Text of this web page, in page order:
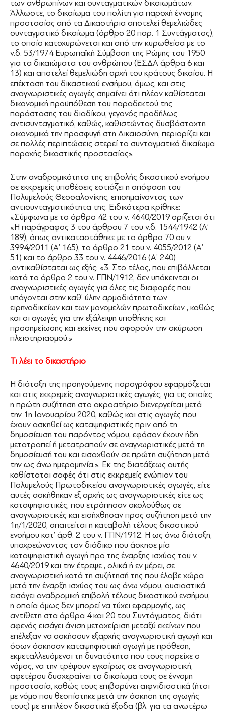
των ανθρωπίνων και συνταγματικών δικαιωμάτων.
Άλλωστε, το δικαίωμα του πολίτη για παροχή έννομης
προστασίας από τα Δικαστήρια αποτελεί θεμελιώδες
συνταγματικό δικαίωμα (άρθρο 20 παρ. 1 Συντάγματος),
το οποίο κατοχυρώνεται και από την κυρωθείσα με το
ν.δ. 53/1974 Ευρωπαϊκή Σύμβαση της Ρώμης του 1950
για τα δικαιώματα του ανθρώπου (ΕΣΔΑ άρθρα 6 και
13) και αποτελεί θεμελιώδη αρχή του κράτους δικαίου. Η
επέκταση του δικαστικού ενσήμου, όμως, και στις
αναγνωριστικές αγωγές σημαίνει ότι πλέον καθίσταται
δικονομική προϋπόθεση του παραδεκτού της
παράστασης του διαδίκου, γεγονός προδήλως
αντισυνταγματικό, καθώς, καθιστώντας δυσβάσταχτη
οικονομικά την προσφυγή στη Δικαιοσύνη, περιορίζει και
σε πολλές περιπτώσεις στερεί το συνταγματικό δικαίωμα
παροχής δικαστικής προστασίας».
Στην αναδρομικότητα της επιβολής δικαστικού ενσήμου
σε εκκρεμείς υποθέσεις εστιάζει η απόφαση του
Πολυμελούς Θεσσαλονίκης, επισημαίνοντας των
αντισυνταγματικότητα της. Ειδικότερα κρίθηκε:
«Σύμφωνα με το άρθρο 42 του ν. 4640/2019 ορίζεται ότι
«Η παράγραφος 3 του άρθρου 7 του ν.δ. 1544/1942 (Α’
189), όπως αντικαταστάθηκε με το άρθρο 70 ου ν.
3994/2011 (Α’ 165), το άρθρο 21 του ν. 4055/2012 (Α’
51) και το άρθρο 33 του ν. 4446/2016 (Α’ 240)
,αντικαθίσταται ως εξής: «3. Στο τέλος, που επιβάλλεται
κατά το άρθρο 2 του ν. ΓΠΝ/1912, δεν υπόκεινται οι
αναγνωριστικές αγωγές για όλες τις διαφορές που
υπάγονται στην καθ’ ύλην αρμοδιότητα των
ειρηνοδικείων και των μονομελών πρωτοδικείων , καθώς
και οι αγωγές για την εξάλειψη υποθήκης και
προσημείωσης και εκείνες που αφορούν την ακύρωση
πλειστηριασμού.»
Τι λέει το δικαστήριο
Η διάταξη της προηγούμενης παραγράφου εφαρμόζεται
και στις εκκρεμείς αναγνωριστικές αγωγές, για τις οποίες
η πρώτη συζήτηση στο ακροατήριο διενεργείται μετά
την 1η Ιανουαρίου 2020, καθώς και στις αγωγές που
έχουν ασκηθεί ως καταψηφιστικές πριν από τη
δημοσίευση του παρόντος νόμου, εφόσον έχουν ήδη
μετατραπεί ή μετατραπούν σε αναγνωριστικές μετά τη
δημοσίευσή του και εισαχθούν σε πρώτη συζήτηση μετά
την ως άνω ημερομηνία.». Εκ της διατάξεως αυτής
καθίσταται σαφές ότι στις εκκρεμείς ενώπιον του
Πολυμελούς Πρωτοδικείου αναγνωριστικές αγωγές, είτε
αυτές ασκήθηκαν εξ αρχής ως αναγνωριστικές είτε ως
καταψηφιστικές, που ετράπησαν ακολούθως σε
αναγνωριστικές και εισήχθησαν προς συζήτηση μετά την
1η/1/2020, απαιτείται η καταβολή τέλους δικαστικού
ενσήμου κατ’ άρθ. 2 του ν. ΓΠΝ/1912. Η ως άνω διάταξη,
υποχρεώνοντας τον διάδικο που άσκησε μία
καταψηφιστική αγωγή προ της έναρξης ισχύος του ν.
4640/2019 και την έτρεψε , ολικά ή εν μέρει, σε
αναγνωριστική κατά τη συζήτησή της που έλαβε χώρα
μετά την έναρξη ισχύος του ως άνω νόμου, ουσιαστικά
εισάγει αναδρομική επιβολή τέλους δικαστικού ενσήμου,
η οποία όμως δεν μπορεί να τύχει εφαρμογής, ως
αντίθετη στα άρθρα 4 και 20 του Συντάγματος, διότι
αφενός εισάγει άνιση μεταχείριση μεταξύ εκείνων που
επέλεξαν να ασκήσουν εξαρχής αναγνωριστική αγωγή και
όσων άσκησαν καταψηφιστική αγωγή με πρόθεση,
εκμεταλλευόμενοι τη δυνατότητα που τους παρείχε ο
νόμος, να την τρέψουν εγκαίρως σε αναγνωριστική,
αφετέρου δυσχεραίνει το δικαίωμα τους σε έννομη
προστασία, καθώς τους επιβαρύνει αιφνιδιαστικά (ήτοι
με νόμο που θεσπίστηκε μετά την άσκηση της αγωγής
τους) με επιπλέον δικαστικά έξοδα (βλ. για τα ανωτέρω